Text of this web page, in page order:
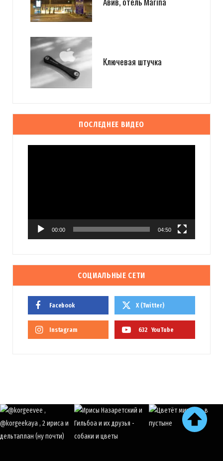
Ключевая штучка
ПОСЛЕДНЕЕ ВИДЕО
00:00 04:50
СОЦИАЛЬНЫЕ СЕТИ
Facebook X (Twitter)
Instagram 632 YouTube